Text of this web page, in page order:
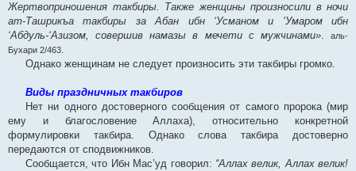
Жертвоприношения такбиры. Также женщины произносили в ночи
ат-Ташрикъа такбиры за Абан ибн ‘Усманом и ‘Умаром ибн
‘Абдуль-‘Азизом, совершив намазы в мечети с мужчинами».аль-
Бухари 2/463.
Однако женщинам не следует произносить эти такбиры громко.
Виды праздничных такбиров
Нет ни одного достоверного сообщения от самого пророка (мир
ему и благословение Аллаха), относительно конкретной
формулировки такбира. Однако слова такбира достоверно
передаются от сподвижников.
Сообщается, что Ибн Мас’уд говорил: “Аллах велик, Аллах велик!